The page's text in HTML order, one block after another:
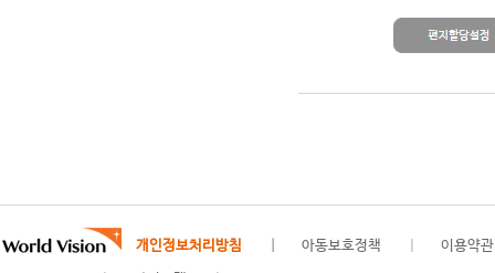
개인정보처리방침 아동보호정책 이용약관